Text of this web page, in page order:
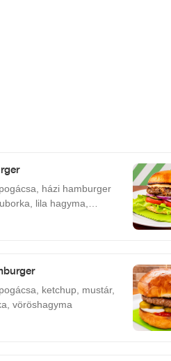
házi hamburger
lila hagyma,
ketchup, mustár,
vöröshagyma